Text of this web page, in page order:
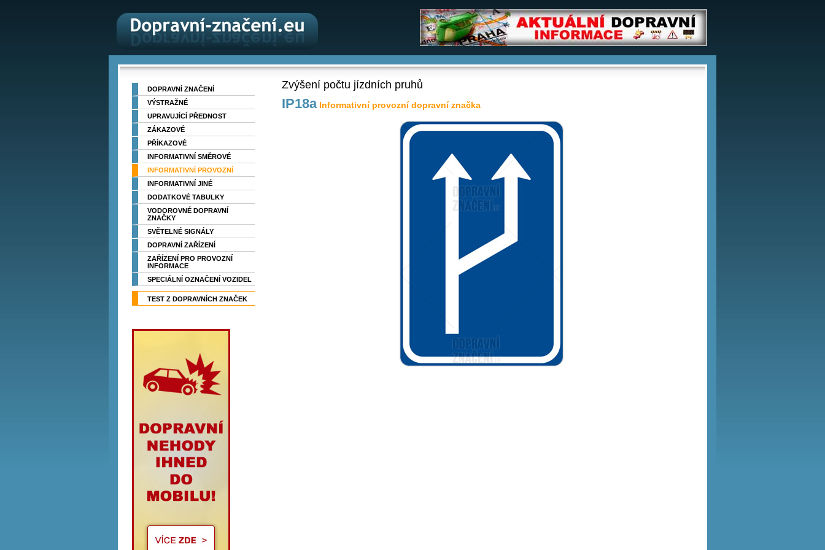
Zvýšení počtu jízdních pruhů
IP18aInformativní provozní dopravní značka
DOPRAVNÍ ZNAČENÍ
VÝSTRAŽNÉ
UPRAVUJÍCÍ PŘEDNOST
ZÁKAZOVÉ
PŘÍKAZOVÉ
INFORMATIVNÍ SMĚROVÉ
INFORMATIVNÍ PROVOZNÍ
INFORMATIVNÍ JINÉ
DODATKOVÉ TABULKY
VODOROVNÉ DOPRAVNÍ
ZNAČKY
SVĚTELNÉ SIGNÁLY
DOPRAVNÍ ZAŘÍZENÍ
ZAŘÍZENÍ PRO PROVOZNÍ
INFORMACE
SPECIÁLNÍ OZNAČENÍ VOZIDEL
TEST Z DOPRAVNÍCH ZNAČEK